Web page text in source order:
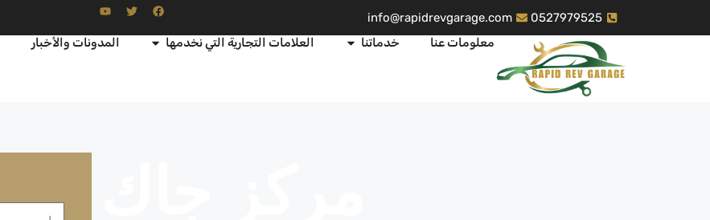
0527979525
info@rapidrevgarage.com
معلومات عنا
خدماتنا العلامات التجارية التي نخدمها المدونات والأخبار